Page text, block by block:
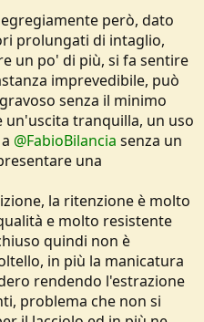
però, dato
prolungati di intaglio,
un po' di più, si fa sentire
imprevedibile, può
senza il minimo
tranquilla, un uso
@FabioBilancia senza un
una
la ritenzione è molto
e molto resistente
quindi non è
in più la manicatura
rendendo l'estrazione
problema che non si